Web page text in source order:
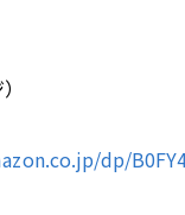
dp/